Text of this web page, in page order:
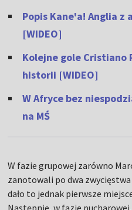
Popis Kane'a! Anglia z
[WIDEO]
Kolejne gole Cristiano
historii [WIDEO]
W Afryce bez
na MŚ
W fazie grupowej zarówno
zanotowali po dwa
dało to jednak pierwsze